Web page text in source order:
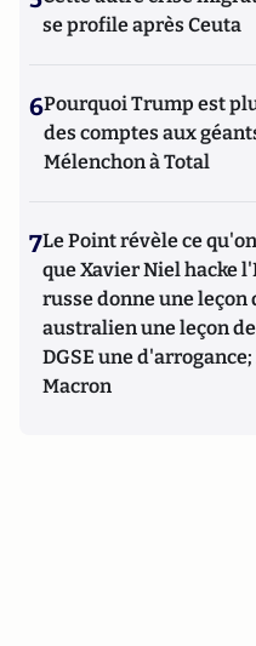
se profile après Ceuta
6Pourquoi Trump est
des comptes aux
Mélenchon à Total
7Le Point révèle ce
que Xavier Niel hacke
russe donne une leçon
australien une leçon
DGSE une
Macron